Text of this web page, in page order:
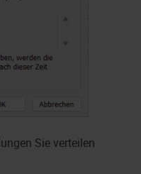
Sie verteilen